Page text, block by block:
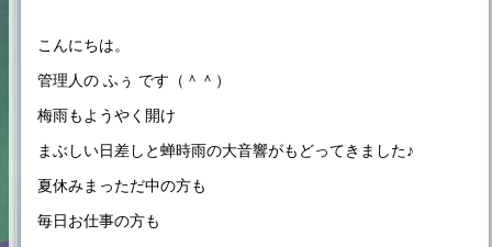
こんにちは。
管理人の ふぅ です（＾＾）
梅雨もようやく開け
まぶしい日差しと蝉時雨の大音響がもどってきました♪
夏休みまっただ中の方も
毎日お仕事の方も